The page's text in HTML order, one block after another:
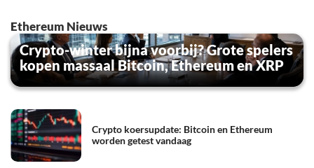
Ethereum Nieuws
Crypto-winter bijna voorbij? Grote spelers
kopen massaal Bitcoin, Ethereum en XRP
Crypto koersupdate: Bitcoin en Ethereum
worden getest vandaag